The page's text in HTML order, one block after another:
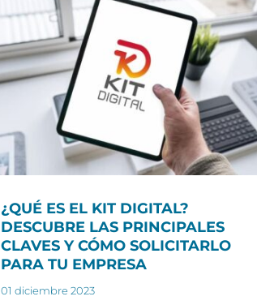
¿QUÉ ES EL KIT DIGITAL?
DESCUBRE LAS PRINCIPALES
CLAVES Y CÓMO SOLICITARLO
PARA TU EMPRESA
01 diciembre 2023